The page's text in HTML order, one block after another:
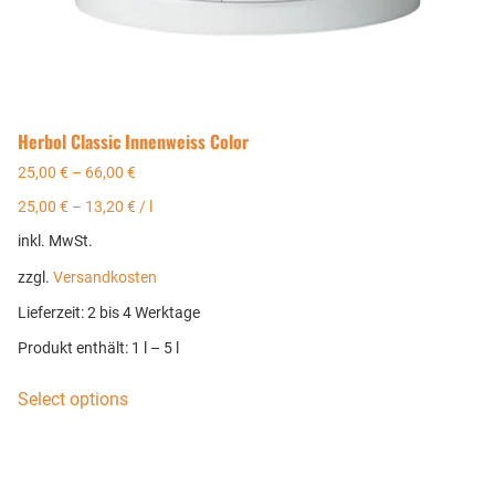
Herbol Classic Innenweiss Color
25,00 € – 66,00 €
25,00 € – 13,20 € /
inkl. MwSt.
zzgl. Versandkosten
Lieferzeit:2 bis 4 Werktage
Produkt enthält: 1
– 5
Select options